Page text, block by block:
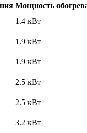
Мощность
1.4 кВт
1.9 кВт
1.9 кВт
2.5 кВт
2.5 кВт
3.2 кВт